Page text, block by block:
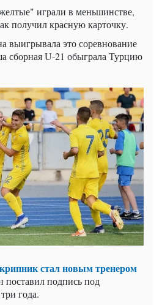
играли в меньшинстве,
получил красную карточку.
выигрывала это соревнование
сборная U-21 обыграла Турцию
стал новым тренером
поставил подпись под
года.